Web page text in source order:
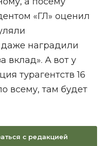
«ГЛ» оценил
даже наградили
вклад». А вот у
турагентств 16
всему, там будет
с редакцией